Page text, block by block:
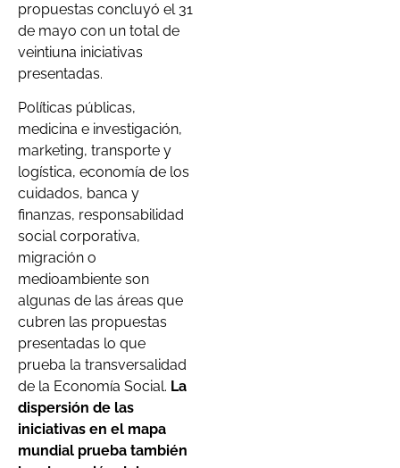
propuestas concluyó el 31
de mayo con un total de
veintiuna iniciativas
presentadas.
Políticas públicas,
medicina e investigación,
marketing, transporte y
logística, economía de los
cuidados, banca y
finanzas, responsabilidad
social corporativa,
migración o
medioambiente son
algunas de las áreas que
cubren las propuestas
presentadas lo que
prueba la transversalidad
de la Economía Social. La
dispersión de las
iniciativas en el mapa
mundial prueba también